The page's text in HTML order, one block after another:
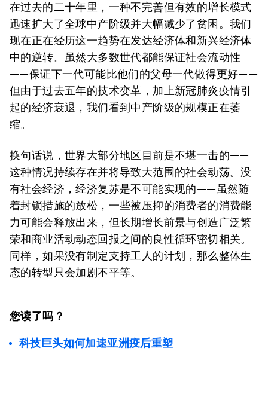
在过去的二十年里，一种不完善但有效的增长模式
迅速扩大了全球中产阶级并大幅减少了贫困。我们
现在正在经历这一趋势在发达经济体和新兴经济体
中的逆转。虽然大多数世代都能保证社会流动性
——保证下一代可能比他们的父母一代做得更好——
但由于过去五年的技术变革，加上新冠肺炎疫情引
起的经济衰退，我们看到中产阶级的规模正在萎
缩。
换句话说，世界大部分地区目前是不堪一击的——
这种情况持续存在并将导致大范围的社会动荡。没
有社会经济，经济复苏是不可能实现的——虽然随
着封锁措施的放松，一些被压抑的消费者的消费能
力可能会释放出来，但长期增长前景与创造广泛繁
荣和商业活动动态回报之间的良性循环密切相关。
同样，如果没有制定支持工人的计划，那么整体生
态的转型只会加剧不平等。
您读了吗？
科技巨头如何加速亚洲疫后重塑